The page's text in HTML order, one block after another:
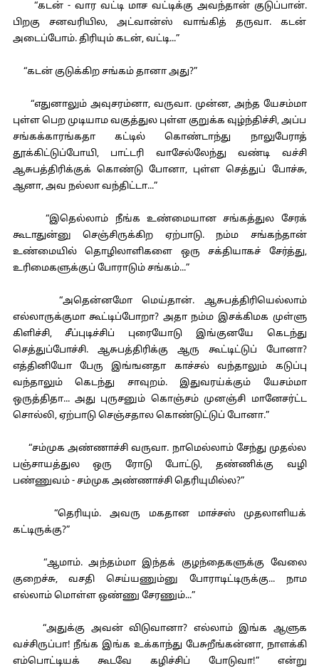
“கடன் - வார வட்டி மாச வட்டிக்கு அவந்தான் குடுப்பான்.
பிறகு சனவரியில, அட்வான்ஸ் வாங்கித் தருவா. கடன்
அடைப்போம். திரியும் கடன், வட்டி...”
“கடன் குடுக்கிற சங்கம் தானா அது?”
“எதுனாலும் அவுசரம்னா, வருவா. முன்ன, அந்த யேசம்மா
புள்ள பெற முடியாம வகுத்துல புள்ள குறுக்க வுழ்ந்திச்சி, அப்ப
சங்கக்காரங்கதா கட்டில் கொண்டாந்து நாலுபேராத்
தூக்கிட்டுப்போயி, பாட்டரி வாசேல்லேந்து வண்டி வச்சி
ஆசுபத்திரிக்குக் கொண்டு போனா, புள்ள செத்துப் போச்சு,
ஆனா, அவ நல்லா வந்திட்டா...”
“இதெல்லாம் நீங்க உண்மையான சங்கத்துல சேரக்
கூடாதுன்னு செஞ்சிருக்கிற ஏற்பாடு. நம்ம சங்கந்தான்
உண்மையில் தொழிலாளிகளை ஒரு சக்தியாகச் சேர்த்து,
உரிமைகளுக்குப் போராடும் சங்கம்...”
“அதென்னமோ மெய்தான். ஆசுபத்திரியெல்லாம்
எல்லாருக்குமா கூட்டிப்போறா? அதா நம்ம இசக்கிமக முள்ளு
கிளிச்சி, சீப்புடிச்சிப் புரையோடு இங்குனயே கெடந்து
செத்துப்போச்சி. ஆசுபத்திரிக்கு ஆரு கூட்டிட்டுப் போனா?
எத்தினியோ பேரு இங்ஙனதா காச்சல் வந்தாலும் கடுப்பு
வந்தாலும் கெடந்து சாவுறம். இதுவரய்க்கும் யேசம்மா
ஒருத்திதா... அது புருசனும் கொஞ்சம் முனஞ்சி மானேசர்ட்ட
சொல்லி, ஏற்பாடு செஞ்சதால கொண்டுட்டுப் போனா.”
“சம்முக அண்ணாச்சி வருவா. நாமெல்லாம் சேந்து முதல்ல
பஞ்சாயத்துல ஒரு ரோடு போட்டு, தண்ணிக்கு வழி
பண்ணுவம் - சம்முக அண்ணாச்சி தெரியுமில்ல?”
“தெரியும். அவரு மகதான மாச்சஸ் முதலாளியக்
கட்டிருக்கு?”
“ஆமாம். அந்தம்மா இந்தக் குழந்தைகளுக்கு வேலை
குறைச்சு, வசதி செய்யணும்னு போராடிட்டிருக்கு... நாம
எல்லாம் மொள்ள ஒண்ணு சேரணும்...”
“அதுக்கு அவன் விடுவானா? எல்லாம் இங்க ஆளுக
வச்சிருப்பா! நீங்க இங்க உக்காந்து பேசுறீங்கன்னா, நாளக்கி
எம்பொட்டியக் கூடவே கழிச்சிப் போடுவா!” என்று